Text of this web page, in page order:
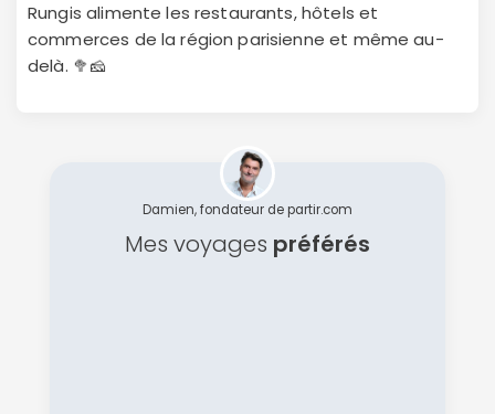
Rungis alimente les restaurants, hôtels et
commerces de la région parisienne et même au-
delà. 🥦🧀
Damien, fondateur de partir.com
Mes voyages préférés